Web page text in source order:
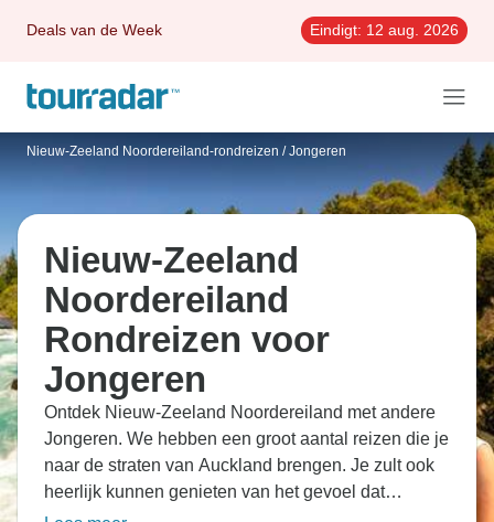
Deals van de Week Eindigt: 12 aug. 2026
Nieuw-Zeeland Noordereiland-rondreizen / Jongeren
Nieuw-Zeeland
Noordereiland
Rondreizen voor
Jongeren
Ontdek Nieuw-Zeeland Noordereiland met andere
Jongeren. We hebben een groot aantal reizen die je
naar de straten van Auckland brengen. Je zult ook
heerlijk kunnen genieten van het gevoel dat
Rotorua je geeft.